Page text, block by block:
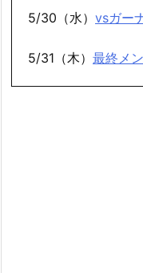
5/30（水） vsガー
5/31（木） 最終メ